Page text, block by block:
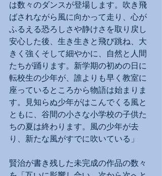
は数々のダンスが登場します。吹き飛
ばされながら風に向かって走り、心が
ふるえる恐ろしさや静けさを取り戻し
安心した後、生き生きと飛び跳ね、大
きく強くそして細やかに、自然と人間
たちが踊ります。新学期の初めの日に
転校生の少年が、誰よりも早く教室に
座っているところから物語は始まりま
す。見知らぬ少年がはこんでくる風と
ともに、谷間の小さな小学校の子供た
ちの夏は終わります。風の少年が去
り、新たな風がすでに吹いている」
賢治が書き残した未完成の作品の数々